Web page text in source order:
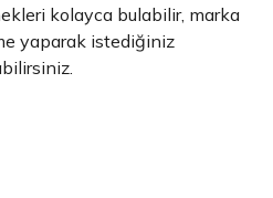
kolayca bulabilir, marka
yaparak istediğiniz